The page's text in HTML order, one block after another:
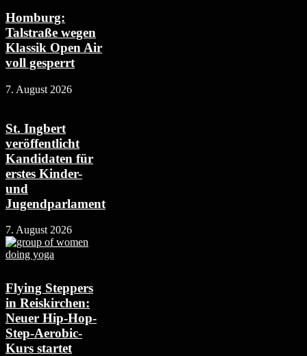
Homburg:
Talstraße wegen
Klassik Open Air
voll gesperrt
7. August 2026
St. Ingbert
veröffentlicht
Kandidaten für
erstes Kinder-
und
Jugendparlament
7. August 2026
Flying Steppers
in Reiskirchen:
Neuer Hip-Hop-
Step-Aerobic-
Kurs startet